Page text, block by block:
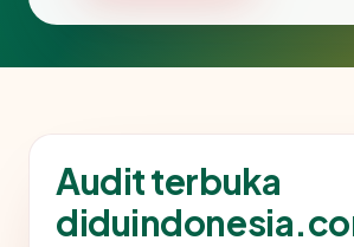
Audit terbuka